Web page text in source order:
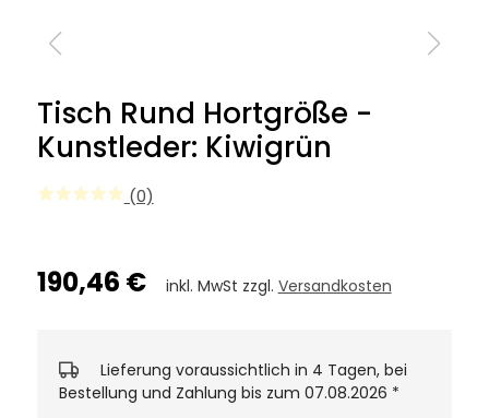
Tisch Rund Hortgröße -
Kunstleder: Kiwigrün
(0)
190,46 € inkl. MwSt zzgl. Versandkosten
Lieferung voraussichtlich in 4 Tagen, bei
Bestellung und Zahlung bis zum 07.08.2026 *